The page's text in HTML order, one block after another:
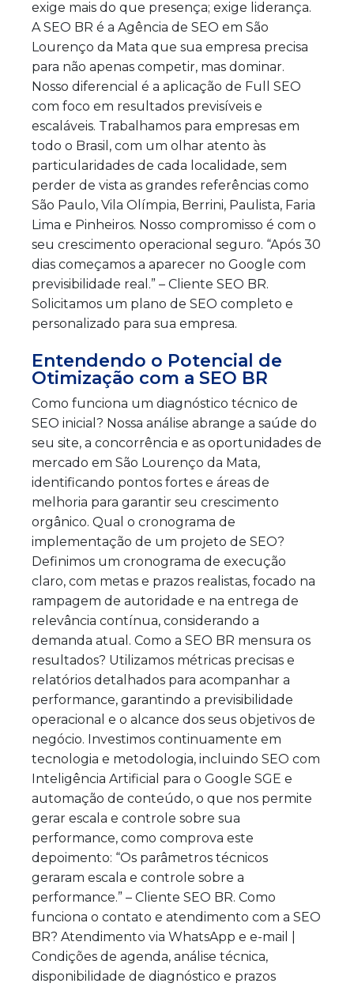
exige mais do que presença; exige liderança.
A SEO BR é a Agência de SEO em São
Lourenço da Mata que sua empresa precisa
para não apenas competir, mas dominar.
Nosso diferencial é a aplicação de Full SEO
com foco em resultados previsíveis e
escaláveis. Trabalhamos para empresas em
todo o Brasil, com um olhar atento às
particularidades de cada localidade, sem
perder de vista as grandes referências como
São Paulo, Vila Olímpia, Berrini, Paulista, Faria
Lima e Pinheiros. Nosso compromisso é com o
seu crescimento operacional seguro. “Após 30
dias começamos a aparecer no Google com
previsibilidade real.” – Cliente SEO BR.
Solicitamos um plano de SEO completo e
personalizado para sua empresa.
Entendendo o Potencial de
Otimização com a SEO BR
Como funciona um diagnóstico técnico de
SEO inicial? Nossa análise abrange a saúde do
seu site, a concorrência e as oportunidades de
mercado em São Lourenço da Mata,
identificando pontos fortes e áreas de
melhoria para garantir seu crescimento
orgânico. Qual o cronograma de
implementação de um projeto de SEO?
Definimos um cronograma de execução
claro, com metas e prazos realistas, focado na
rampagem de autoridade e na entrega de
relevância contínua, considerando a
demanda atual. Como a SEO BR mensura os
resultados? Utilizamos métricas precisas e
relatórios detalhados para acompanhar a
performance, garantindo a previsibilidade
operacional e o alcance dos seus objetivos de
negócio. Investimos continuamente em
tecnologia e metodologia, incluindo SEO com
Inteligência Artificial para o Google SGE e
automação de conteúdo, o que nos permite
gerar escala e controle sobre sua
performance, como comprova este
depoimento: “Os parâmetros técnicos
geraram escala e controle sobre a
performance.” – Cliente SEO BR. Como
funciona o contato e atendimento com a SEO
BR? Atendimento via WhatsApp e e-mail |
Condições de agenda, análise técnica,
disponibilidade de diagnóstico e prazos